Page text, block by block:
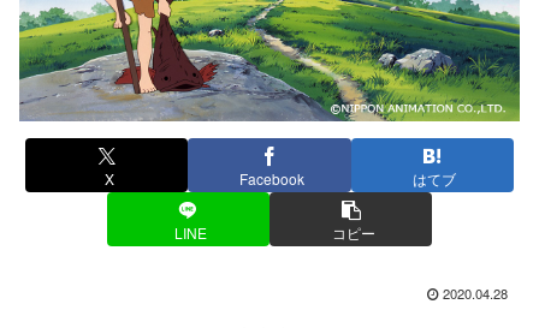
X Facebook はてブ
LINE コピー
2020.04.28